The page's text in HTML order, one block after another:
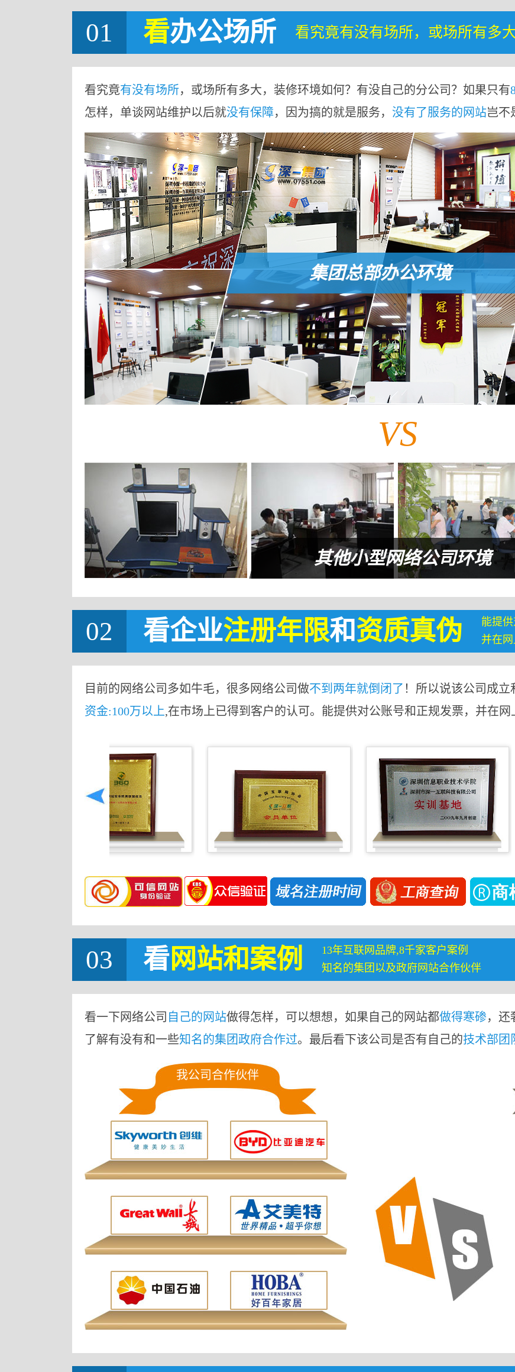
01 看办公场所 看究竟有没有场所，或场所有多
看究竟有没有场所，或场所有多大，装修环境如何？有没自己的分公司？如果只有
怎样，单谈网站维护以后就没有保障，因为搞的就是服务， 没有了服务的网站岂不
集团总部办公环境
VS
其他小型网络公司环境
02 看企业注册年限和资质真伪
能提
并在
目前的网络公司多如牛毛，很多网络公司做不到两年就倒闭了 ！所以说该公司成
资金:100万以上,在市场上已得到客户的认可。能提供对公账号和正规发票，并在网
03 看网站和案例
13年互联网品牌,8千家客户案例
知名的集团以及政府网站合作伙伴
看一下网络公司 自己的网站做得怎样，可以想想，如果自己的网站都做得寒碜，还
了解有没有和一些知名的集团政府合作过。最后看下该公司是否有自己的技术部团
我公司合作伙伴